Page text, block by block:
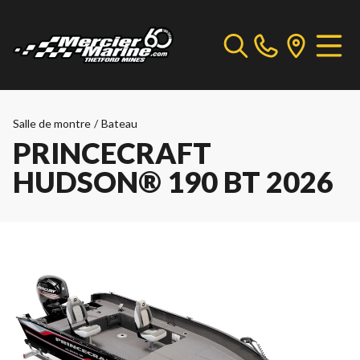
Salle de montre / Bateau
PRINCECRAFT
HUDSON® 190 BT 2026